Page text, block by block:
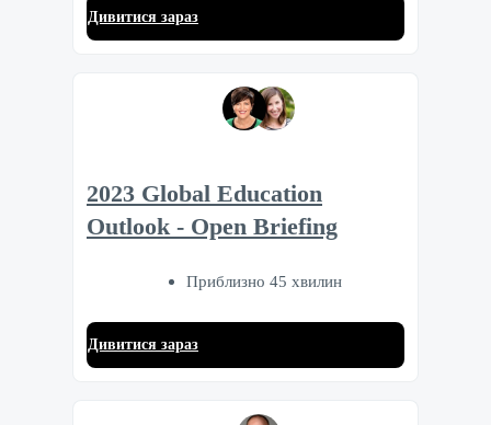
Дивитися зараз
2023 Global Education
Outlook - Open Briefing
Приблизно 45 хвилин
Дивитися зараз